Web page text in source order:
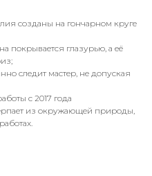
созданы на гончарном круге
покрывается глазурью, а её
следит мастер, не допуская
с 2017 года
из окружающей природы,